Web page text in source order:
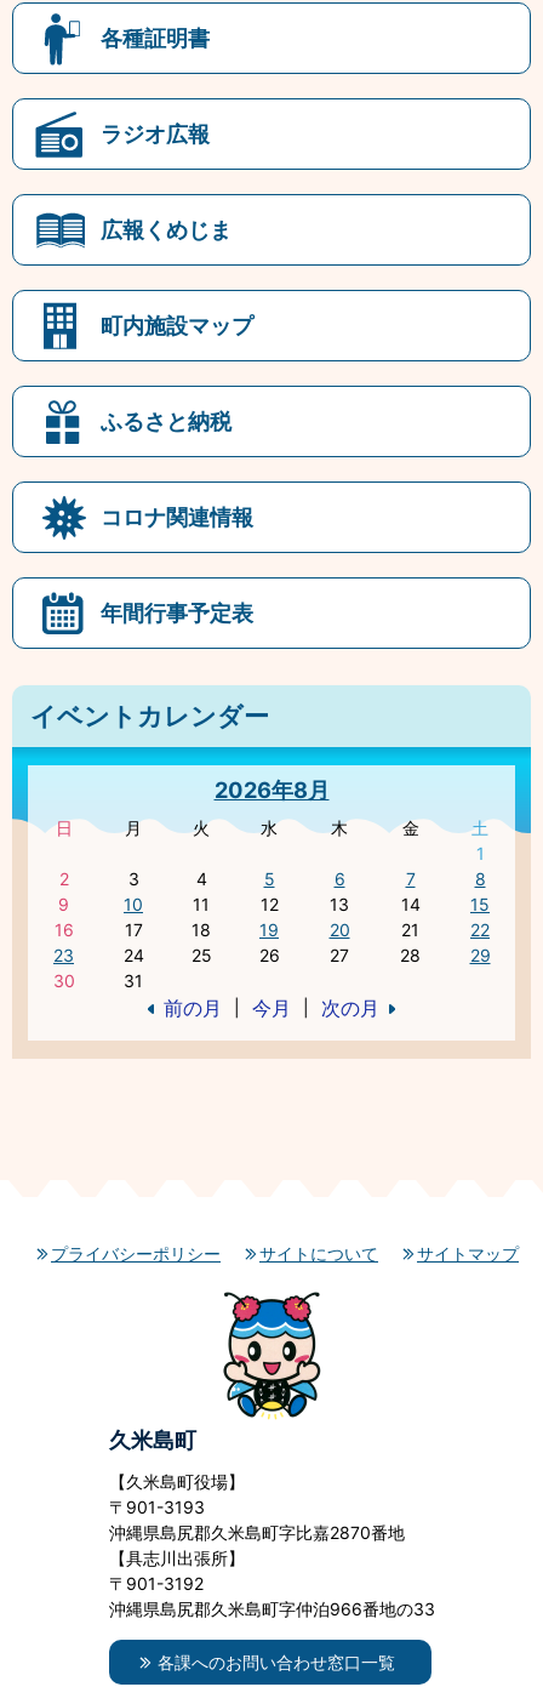
各種証明書
ラジオ広報
広報くめじま
町内施設マップ
ふるさと納税
コロナ関連情報
年間行事予定表
イベントカレンダー
2026年8月
日 月 火 水 木 金
土
1
2
3 4 5 6 7
8
9
10 11 12 13 14
15
16
17 18 19 20 21
22
23
24 25 26 27 28
29
30
31
前の月 今月 次の月
プライバシーポリシー サイトについて サイトマップ
久米島町
【久米島町役場】
〒901-3193
沖縄県島尻郡久米島町字比嘉2870番地
【具志川出張所】
〒901-3192
沖縄県島尻郡久米島町字仲泊966番地の33
各課へのお問い合わせ窓口一覧